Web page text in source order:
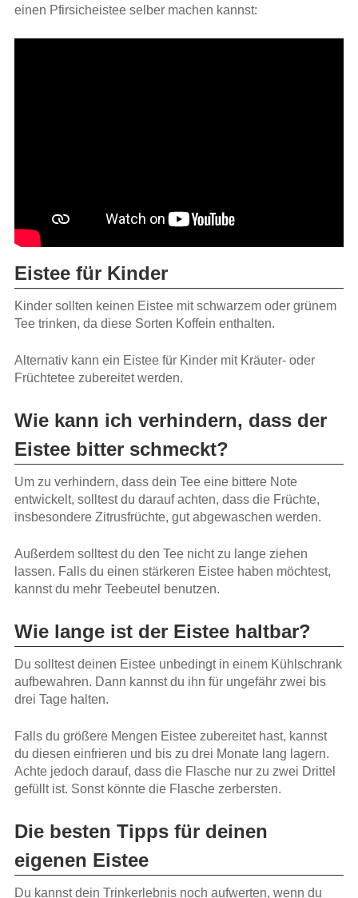
einen Pfirsicheistee selber machen kannst:
Eistee für Kinder
Kinder sollten keinen Eistee mit schwarzem oder grünem
Tee trinken, da diese Sorten Koffein enthalten.
Alternativ kann ein Eistee für Kinder mit Kräuter- oder
Früchtetee zubereitet werden.
Wie kann ich verhindern, dass der
Eistee bitter schmeckt?
Um zu verhindern, dass dein Tee eine bittere Note
entwickelt, solltest du darauf achten, dass die Früchte,
insbesondere Zitrusfrüchte, gut abgewaschen werden.
Außerdem solltest du den Tee nicht zu lange ziehen
lassen. Falls du einen stärkeren Eistee haben möchtest,
kannst du mehr Teebeutel benutzen.
Wie lange ist der Eistee haltbar?
Du solltest deinen Eistee unbedingt in einem Kühlschrank
aufbewahren. Dann kannst du ihn für ungefähr zwei bis
drei Tage halten.
Falls du größere Mengen Eistee zubereitet hast, kannst
du diesen einfrieren und bis zu drei Monate lang lagern.
Achte jedoch darauf, dass die Flasche nur zu zwei Drittel
gefüllt ist. Sonst könnte die Flasche zerbersten.
Die besten Tipps für deinen
eigenen Eistee
Du kannst dein Trinkerlebnis noch aufwerten, wenn du